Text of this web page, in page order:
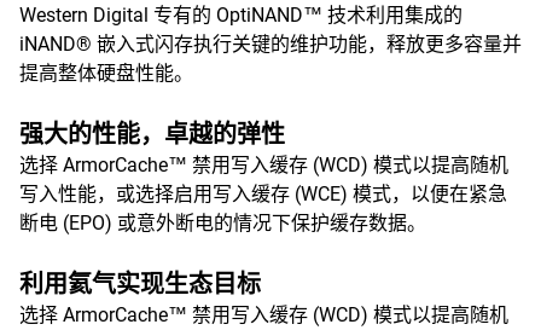
Western Digital 专有的 OptiNAND™ 技术利用集成的
iNAND® 嵌入式闪存执行关键的维护功能，释放更多容量并
提高整体硬盘性能。
强大的性能，卓越的弹性
选择 ArmorCache™ 禁用写入缓存 (WCD) 模式以提高随机
写入性能，或选择启用写入缓存 (WCE) 模式，以便在紧急
断电 (EPO) 或意外断电的情况下保护缓存数据。
利用氦气实现生态目标
选择 ArmorCache™ 禁用写入缓存 (WCD) 模式以提高随机